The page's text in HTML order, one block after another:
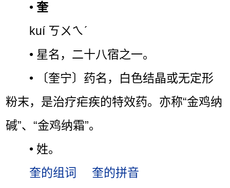
•奎
kuí ㄎㄨㄟˊ
• 星名，二十八宿之一。
• 〔奎宁〕药名，白色结晶或无定形
粉末，是治疗疟疾的特效药。亦称“金鸡纳
碱”、“金鸡纳霜”。
• 姓。
奎的组词
奎的拼音